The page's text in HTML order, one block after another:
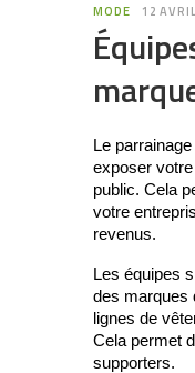
MODE 12
Le
exposer
public. Cela
votre
revenus.
Les équipes
des marques
lignes de
Cela permet
supporters.